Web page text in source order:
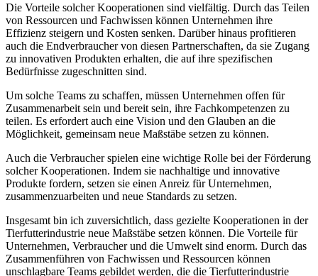
Die Vorteile solcher Kooperationen sind vielfältig. Durch das Teilen
von Ressourcen und Fachwissen können​ Unternehmen ihre
Effizienz⁤ steigern und ​Kosten senken. Darüber hinaus‍ profitieren
auch die Endverbraucher von diesen Partnerschaften, da​ sie⁤ Zugang
zu innovativen Produkten erhalten,‌ die auf ihre spezifischen
Bedürfnisse zugeschnitten sind.
Um solche Teams zu schaffen, müssen⁣ Unternehmen offen ⁣für⁢
Zusammenarbeit sein und bereit sein, ihre‌ Fachkompetenzen zu
⁣teilen. Es ⁤erfordert‍ auch eine Vision und den Glauben an die
Möglichkeit, gemeinsam neue Maßstäbe setzen zu können.
Auch die Verbraucher spielen eine⁣ wichtige⁣ Rolle bei der Förderung
solcher Kooperationen. Indem sie nachhaltige und⁤ innovative
Produkte⁢ fordern, setzen sie einen Anreiz für Unternehmen,
zusammenzuarbeiten und neue Standards zu setzen.
Insgesamt bin ich zuversichtlich, dass gezielte Kooperationen in⁤ der
Tierfutterindustrie neue Maßstäbe setzen ‍können. Die Vorteile für⁢
Unternehmen, Verbraucher und die Umwelt sind enorm. Durch das
Zusammenführen von‌ Fachwissen und Ressourcen ⁣können
⁢unschlagbare Teams gebildet werden, ‌die die Tierfutterindustrie